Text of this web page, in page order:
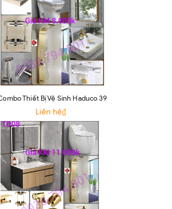
Thiết Bị Vệ Sinh Haduco 39
Liên hệ₫